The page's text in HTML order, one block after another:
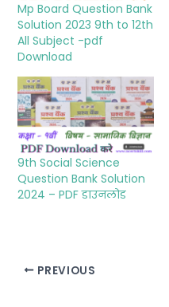
Mp Board Question Bank
Solution 2023 9th to 12th
All Subject -pdf
Download
9th Social Science
Question Bank Solution
2024 – PDF डाउनलोड
PREVIOUS